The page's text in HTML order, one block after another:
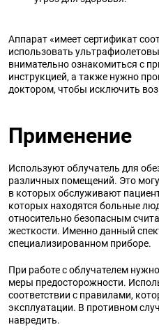
Аппарат «имеет сертификат
использовать
внимательно ознакомиться с
инструкцией, а также нужно
доктором, чтобы исключить
Применение
Используют облучатель для
различных помещений. Это
в которых обслуживают
которых находятся больные
относительно безопасным
жесткости. Именно данный
специализированном приборе.
При работе с облучателем
меры предосторожности.
соответствии с правилами,
эксплуатации. В противном
навредить.